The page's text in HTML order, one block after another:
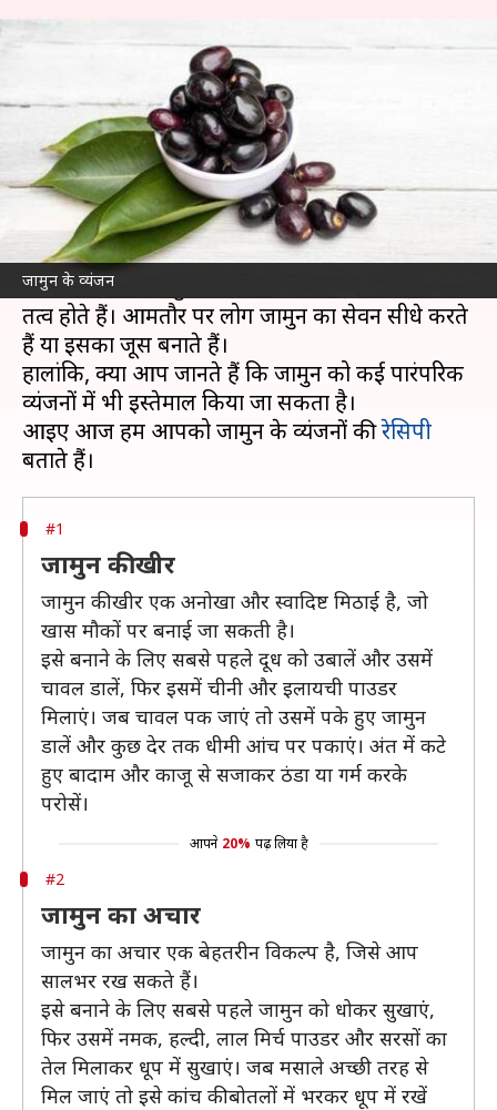
जामुन के व्यंजन
जामुन को इन 5 व्यंजनों में करें
शामिल, स्वाद हो जाएगा दोगुना
अंजली Mar 28, 2025 12:34 pm
क्या है खबर?
जामुन गर्मियों का एक बेहतरीन फल है, जिसकी तासीर
ठंडी होती है।
यह फल स्वाद में खट्टा-मीठा होता है और इसमें कई पौष्टिक
तत्व होते हैं। आमतौर पर लोग जामुन का सेवन सीधे करते
हैं या इसका जूस बनाते हैं।
हालांकि, क्या आप जानते हैं कि जामुन को कई पारंपरिक
व्यंजनों में भी इस्तेमाल किया जा सकता है।
आइए आज हम आपको जामुन के व्यंजनों कीरेसिपी
#1
जामुन की खीर
जामुन की खीर एक अनोखा और स्वादिष्ट मिठाई है, जो
खास मौकों पर बनाई जा सकती है।
इसे बनाने के लिए सबसे पहले दूध को उबालें और उसमें
चावल डालें, फिर इसमें चीनी और इलायची पाउडर
मिलाएं। जब चावल पक जाएं तो उसमें पके हुए जामुन
डालें और कुछ देर तक धीमी आंच पर पकाएं। अंत में कटे
हुए बादाम और काजू से सजाकर ठंडा या गर्म करके
परोसें।
आपने 20% पढ़ लिया है
#2
जामुन का अचार
जामुन का अचार एक बेहतरीन विकल्प है, जिसे आप
सालभर रख सकते हैं।
इसे बनाने के लिए सबसे पहले जामुन को धोकर सुखाएं,
फिर उसमें नमक, हल्दी, लाल मिर्च पाउडर और सरसों का
तेल मिलाकर धूप में सुखाएं। जब मसाले अच्छी तरह से
मिल जाएं तो इसे कांच की बोतलों में भरकर धूप में रखें